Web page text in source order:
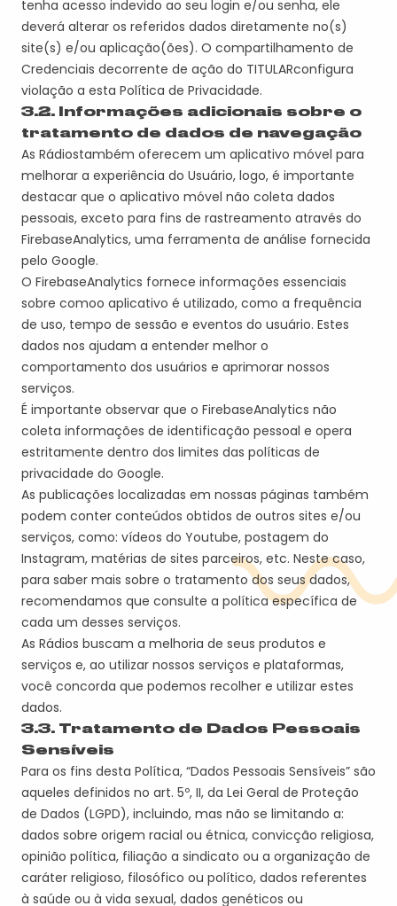
tenha acesso indevido ao seu login e/ou senha, ele
deverá alterar os referidos dados diretamente no(s)
site(s) e/ou aplicação(ões). O compartilhamento de
Credenciais decorrente de ação do TITULARconfigura
violação a esta Política de Privacidade.
3.2. Informações adicionais sobre o
tratamento de dados de navegação
As Rádiostambém oferecem um aplicativo móvel para
melhorar a experiência do Usuário, logo, é importante
destacar que o aplicativo móvel não coleta dados
pessoais, exceto para fins de rastreamento através do
FirebaseAnalytics, uma ferramenta de análise fornecida
pelo Google.
O FirebaseAnalytics fornece informações essenciais
sobre comoo aplicativo é utilizado, como a frequência
de uso, tempo de sessão e eventos do usuário. Estes
dados nos ajudam a entender melhor o
comportamento dos usuários e aprimorar nossos
serviços.
É importante observar que o FirebaseAnalytics não
coleta informações de identificação pessoal e opera
estritamente dentro dos limites das políticas de
privacidade do Google.
As publicações localizadas em nossas páginas também
podem conter conteúdos obtidos de outros sites e/ou
serviços, como: vídeos do Youtube, postagem do
Instagram, matérias de sites parceiros, etc. Neste caso,
para saber mais sobre o tratamento dos seus dados,
recomendamos que consulte a política específica de
cada um desses serviços.
As Rádios buscam a melhoria de seus produtos e
serviços e, ao utilizar nossos serviços e plataformas,
você concorda que podemos recolher e utilizar estes
dados.
3.3. Tratamento de Dados Pessoais
Sensíveis
Para os fins desta Política, “Dados Pessoais Sensíveis” são
aqueles definidos no art. 5º, II, da Lei Geral de Proteção
de Dados (LGPD), incluindo, mas não se limitando a:
dados sobre origem racial ou étnica, convicção religiosa,
opinião política, filiação a sindicato ou a organização de
caráter religioso, filosófico ou político, dados referentes
à saúde ou à vida sexual, dados genéticos ou